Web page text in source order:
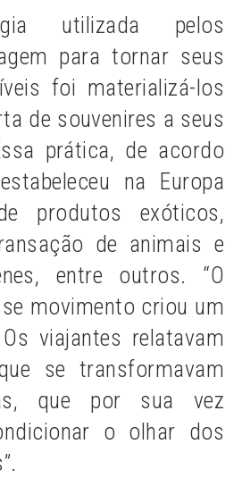
utilizada pelos
para tornar seus
foi materializá-los
de souvenires a seus
prática, de acordo
na Europa
produtos exóticos,
de animais e
entre outros. “O
movimento criou um
viajantes relatavam
se transformavam
que por sua vez
o olhar dos